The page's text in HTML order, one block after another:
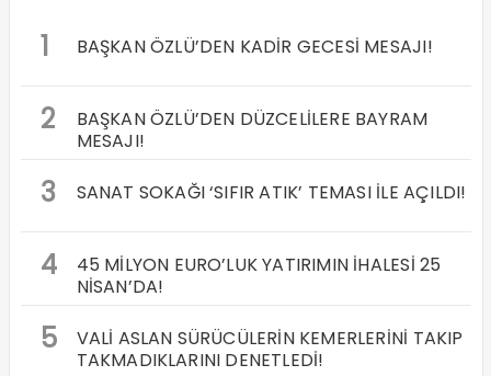
1 BAŞKAN ÖZLÜ’DEN KADİR GECESİ MESAJI!
2
BAŞKAN ÖZLÜ’DEN DÜZCELİLERE BAYRAM
MESAJI!
3 SANAT SOKAĞI ‘SIFIR ATIK’ TEMASI İLE AÇILDI!
4
45 MİLYON EURO’LUK YATIRIMIN İHALESİ 25
NİSAN’DA!
5
VALİ ASLAN SÜRÜCÜLERİN KEMERLERİNİ TAKIP
TAKMADIKLARINI DENETLEDİ!